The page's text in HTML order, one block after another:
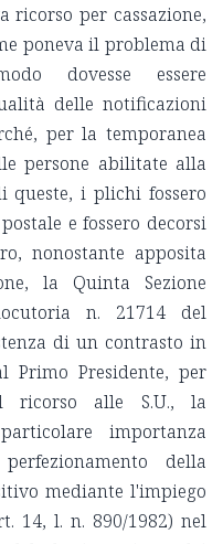
ricorso per cassazione,
poneva il problema di
dovesse essere
delle notificazioni
per la temporanea
persone abilitate alla
queste, i plichi fossero
e fossero decorsi
nonostante apposita
la Quinta Sezione
n. 21714 del
di un contrasto in
Primo Presidente, per
ricorso alle S.U., la
importanza
della
mediante l'impiego
14, l. n. 890/1982) nel